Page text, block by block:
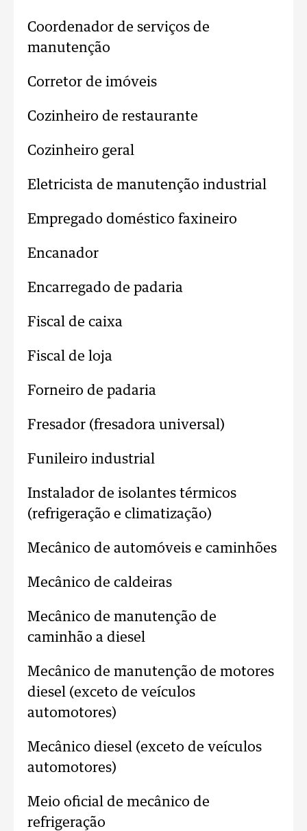
Coordenador de serviços de
manutenção
Corretor de imóveis
Cozinheiro de restaurante
Cozinheiro geral
Eletricista de manutenção industrial
Empregado doméstico faxineiro
Encanador
Encarregado de padaria
Fiscal de caixa
Fiscal de loja
Forneiro de padaria
Fresador (fresadora universal)
Funileiro industrial
Instalador de isolantes térmicos
(refrigeração e climatização)
Mecânico de automóveis e caminhões
Mecânico de caldeiras
Mecânico de manutenção de
caminhão a diesel
Mecânico de manutenção de motores
diesel (exceto de veículos
automotores)
Mecânico diesel (exceto de veículos
automotores)
Meio oficial de mecânico de
refrigeração